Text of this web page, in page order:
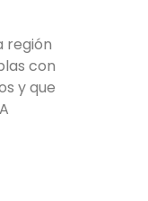
región
con
y que